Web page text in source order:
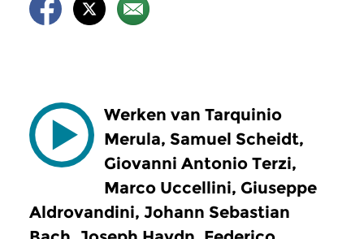
Werken van Tarquinio
Merula, Samuel Scheidt,
Giovanni Antonio Terzi,
Marco Uccellini, Giuseppe
Aldrovandini, Johann Sebastian